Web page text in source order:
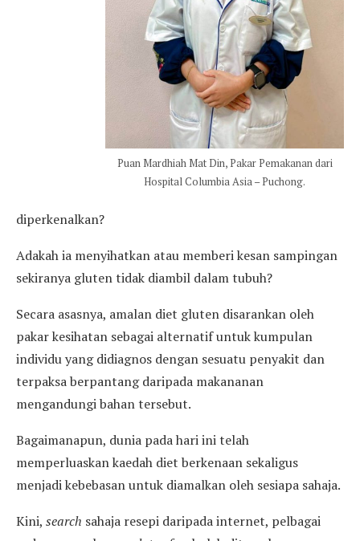
Puan Mardhiah Mat Din, Pakar Pemakanan dari
Hospital Columbia Asia – Puchong.
diperkenalkan?
Adakah ia menyihatkan atau memberi kesan sampingan
sekiranya gluten tidak diambil dalam tubuh?
Secara asasnya, amalan diet gluten disarankan oleh
pakar kesihatan sebagai alternatif untuk kumpulan
individu yang didiagnos dengan sesuatu penyakit dan
terpaksa berpantang daripada makananan
mengandungi bahan tersebut.
Bagaimanapun, dunia pada hari ini telah
memperluaskan kaedah diet berkenaan sekaligus
menjadi kebebasan untuk diamalkan oleh sesiapa sahaja.
Kini, search sahaja resepi daripada internet, pelbagai